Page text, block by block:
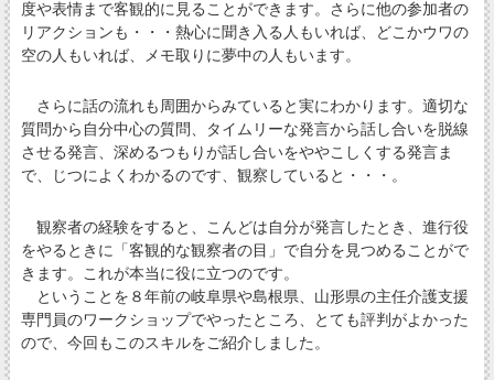
度や表情まで客観的に見ることができます。さらに他の参加者の
リアクションも・・・熱心に聞き入る人もいれば、どこかウワの
空の人もいれば、メモ取りに夢中の人もいます。
さらに話の流れも周囲からみていると実にわかります。適切な
質問から自分中心の質問、タイムリーな発言から話し合いを脱線
させる発言、深めるつもりが話し合いをややこしくする発言ま
で、じつによくわかるのです、観察していると・・・。
観察者の経験をすると、こんどは自分が発言したとき、進行役
をやるときに「客観的な観察者の目」で自分を見つめることがで
きます。これが本当に役に立つのです。
ということを８年前の岐阜県や島根県、山形県の主任介護支援
専門員のワークショップでやったところ、とても評判がよかった
ので、今回もこのスキルをご紹介しました。